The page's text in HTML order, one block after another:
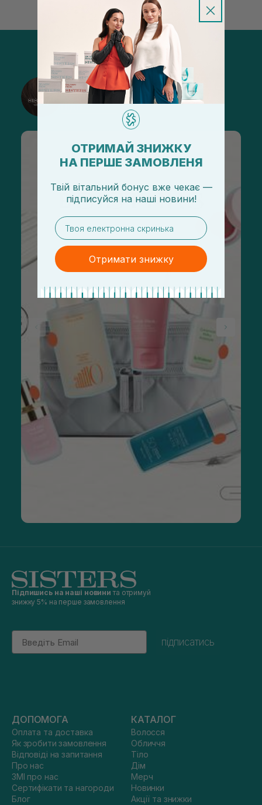
@sisters_stelmakh в Instagram
Підписатися
Підпишись на наші новини та отримуй
знижку 5% на перше замовлення
Email
підписатись
ДОПОМОГА
Оплата та доставка
Як зробити замовлення
Відповіді на запитання
Про нас
ЗМІ про нас
Сертифікати та нагороди
Блог
КАТАЛОГ
Волосся
Обличчя
Тіло
Дім
Мерч
Новинки
Акції та знижки
ОТРИМАЙ ЗНИЖКУ
НА ПЕРШЕ ЗАМОВЛЕНЯ
Твій вітальний бонус вже чекає —
підписуйся на наші новини!
email
Отримати знижку